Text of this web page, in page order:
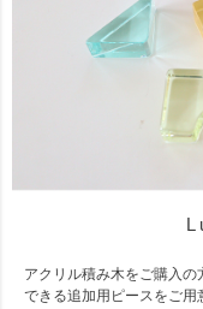
アクリル積み木をご購入
できる追加用ピースをご用